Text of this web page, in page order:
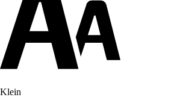
Klein